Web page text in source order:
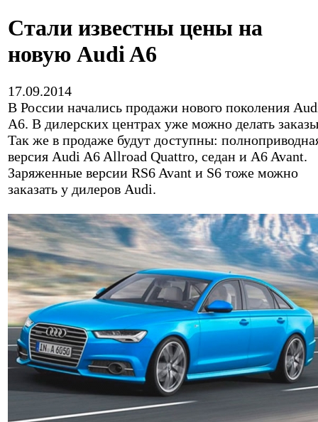
Стали известны цены на
новую Audi A6
17.09.2014
В России начались продажи нового поколения
A6. В дилерских центрах уже можно делать
Так же в продаже будут доступны:
версия Audi A6 Allroad Quattro, седан и A6 Avant.
Заряженные версии RS6 Avant и S6 тоже можно
заказать у дилеров Audi.